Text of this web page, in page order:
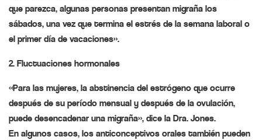
que parezca, algunas personas presentan migraña los
sábados, una vez que termina el estrés de la semana laboral o
el primer día de vacaciones».
2. Fluctuaciones hormonales
«Para las mujeres, la abstinencia del estrógeno que ocurre
después de su período mensual y después de la ovulación,
puede desencadenar una migraña», dice la Dra. Jones.
En algunos casos, los anticonceptivos orales también pueden